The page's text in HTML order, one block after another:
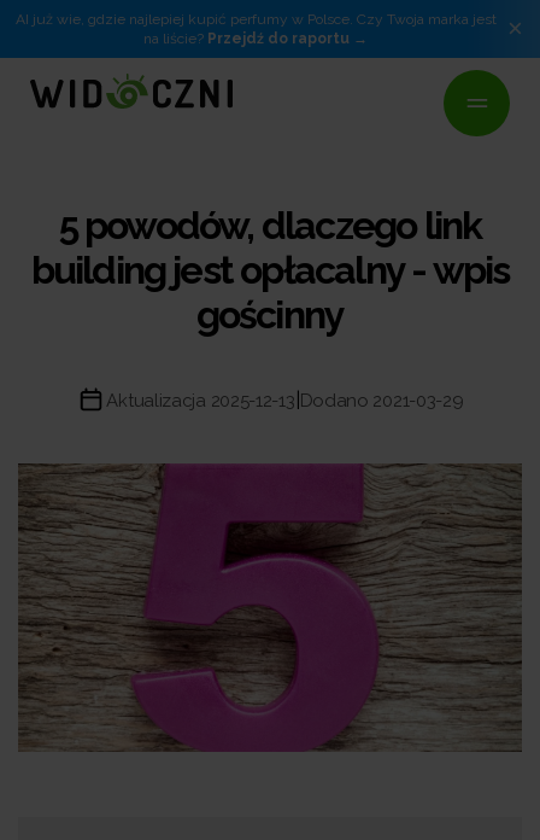
AI już wie, gdzie najlepiej kupić perfumy w Polsce. Czy Twoja marka jest
na liście? Przejdź do raportu ×
5 powodów, dlaczego link
building jest opłacalny - wpis
gościnny
Aktualizacja 2025-12-13 Dodano 2021-03-29